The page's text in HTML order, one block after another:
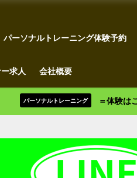
パーソナルトレーニング体験予約
求人 会社概要
パーソナルトレーニング ＝体験は